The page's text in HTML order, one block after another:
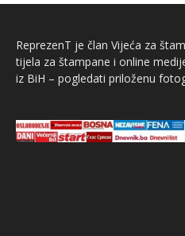
ReprezenT je član Vijeća za
tijela za štampane i online
iz BiH – pogledati priloženu